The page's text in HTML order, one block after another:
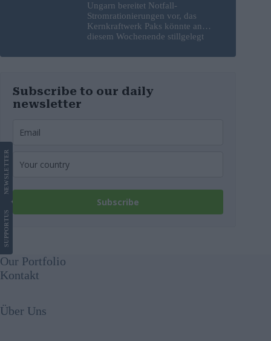
Ungarn bereitet Notfall-
Stromrationierungen vor, das
Kernkraftwerk Paks könnte an
diesem Wochenende stillgelegt
Subscribe to our daily
newsletter
Subscribe
SUPPORT
US
NEWS
LETTER
Our Portfolio
Kontakt
Über Uns